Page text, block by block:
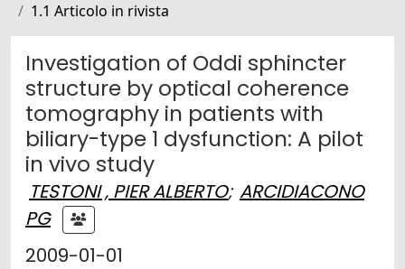
1.1 Articolo in rivista
Investigation of Oddi sphincter
structure by optical coherence
tomography in patients with
biliary-type 1 dysfunction: A pilot
in vivo study
TESTONI , PIER ALBERTO; ARCIDIACONO
PG
2009-01-01